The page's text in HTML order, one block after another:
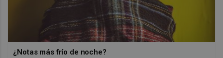
¿Notas más frío de noche?